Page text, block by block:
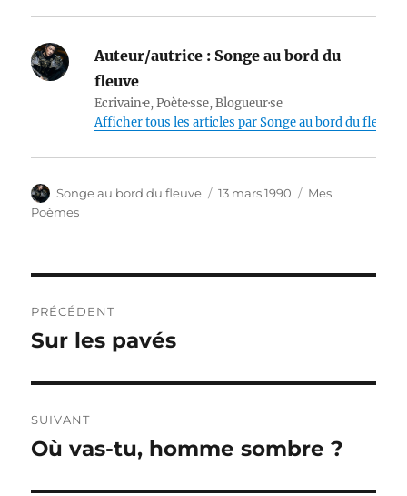
Auteur/autrice : Songe au bord du
fleuve
Ecrivain·e, Poète·sse, Blogueur·se
Afficher tous les articles par Songe au bord du fleuve
Auteur
Songe au bord du fleuve
Publié
13 mars 1990 Catégories
Mes
Poèmes
de
PRÉCÉDENT
Publication
Sur les pavés
SUIVANT
Publication
Où vas-tu, homme sombre ?